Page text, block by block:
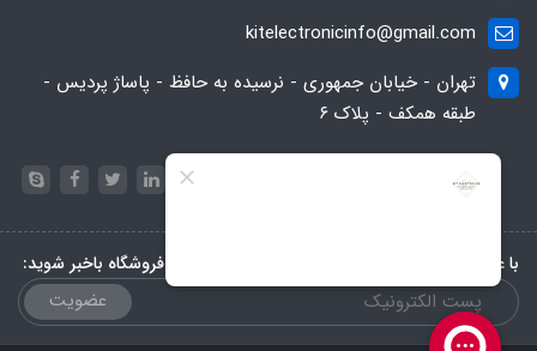
kitelectronicinfo@gmail.com
تهران - خیابان جمهوری - نرسیده به حافظ - پاساژ پردیس -
طبقه همکف - پلاک ۶
با عضویت در خبرنامه، از تخفیف‌ها و جدیدترین‌های فروشگاه باخبر شوید:
عضویت